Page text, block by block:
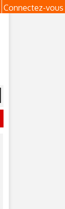
Connectez-vous